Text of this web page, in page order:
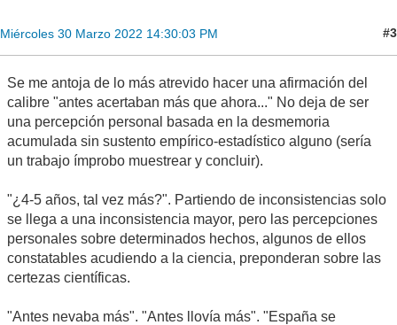
Miércoles 30 Marzo 2022 14:30:03 PM #3
Se me antoja de lo más atrevido hacer una afirmación del
calibre "antes acertaban más que ahora..." No deja de ser
una percepción personal basada en la desmemoria
acumulada sin sustento empírico-estadístico alguno (sería
un trabajo ímprobo muestrear y concluir).
"¿4-5 años, tal vez más?". Partiendo de inconsistencias solo
se llega a una inconsistencia mayor, pero las percepciones
personales sobre determinados hechos, algunos de ellos
constatables acudiendo a la ciencia, preponderan sobre las
certezas científicas.
"Antes nevaba más". "Antes llovía más". "España se